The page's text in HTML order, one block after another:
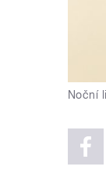
Noční